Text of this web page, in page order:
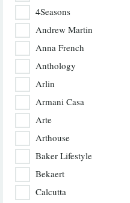
4Seasons
Andrew Martin
Anna French
Anthology
Arlin
Armani Casa
Arte
Arthouse
Baker Lifestyle
Bekaert
Calcutta